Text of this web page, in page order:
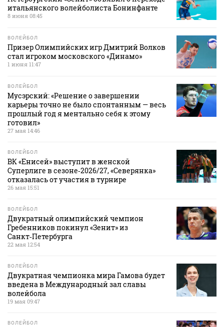
итальянского волейболиста Бонинфанте
8 июня 08:45
ВОЛЕЙБОЛ
Призер Олимпийских игр Дмитрий Волков
стал игроком московского «Динамо»
1 июня 11:47
ВОЛЕЙБОЛ
Мусэрский: «Решение о завершении
карьеры точно не было спонтанным — весь
прошлый год я ментально себя к этому
готовил»
27 мая 14:46
ВОЛЕЙБОЛ
ВК «Енисей» выступит в женской
Суперлиге в сезоне‑2026/27, «Северянка»
отказалась от участия в турнире
26 мая 15:51
ВОЛЕЙБОЛ
Двукратный олимпийский чемпион
Гребенников покинул «Зенит» из
Санкт‑Петербурга
22 мая 12:54
ВОЛЕЙБОЛ
Двукратная чемпионка мира Гамова будет
введена в Международный зал славы
волейбола
19 мая 09:47
ВОЛЕЙБОЛ